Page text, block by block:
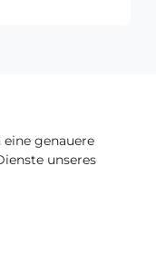
genauere
unseres